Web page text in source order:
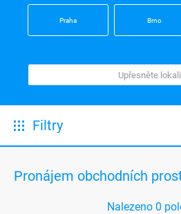
Praha Brno
Filtry
Pronájem obchodních
Nalezeno 0